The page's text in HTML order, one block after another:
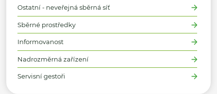
Ostatní - neveřejná sběrná síť
Sběrné prostředky
Informovanost
Nadrozměrná zařízení
Servisní gestoři